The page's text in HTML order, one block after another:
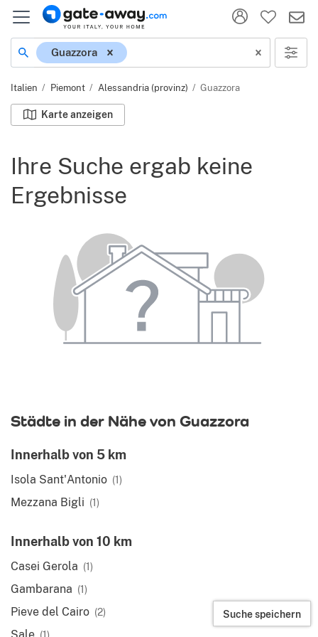
Ort
Guazzora
Italien Piemont Alessandria (provinz) Guazzora
Karte anzeigen
Ihre Suche ergab keine
Ergebnisse
Städte in der Nähe von Guazzora
Innerhalb von 5 km
Isola Sant'Antonio (1)
Mezzana Bigli (1)
Innerhalb von 10 km
Casei Gerola (1)
Gambarana (1)
Pieve del Cairo (2)
(1)
Suche speichern